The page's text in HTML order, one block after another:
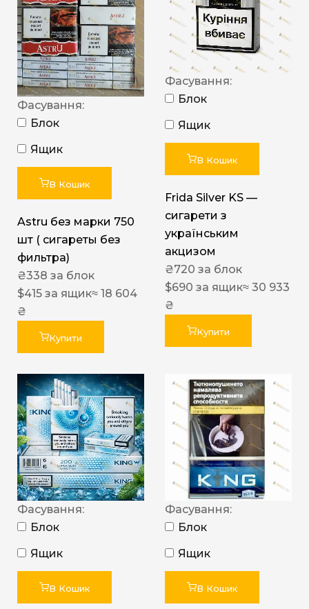
Фасування:
Блок
Ящик
В Кошик
Astru без марки 750
шт ( сигареты без
фильтра)
₴338 за блок
$415 за ящик≈ 18 604
₴
Купити
Фасування:
Блок
Ящик
В Кошик
Frida Silver KS —
сигарети з
українським
акцизом
₴720 за блок
$690 за ящик≈ 30 933
₴
Купити
Фасування:
Блок
Ящик
В Кошик
Фасування:
Блок
Ящик
В Кошик